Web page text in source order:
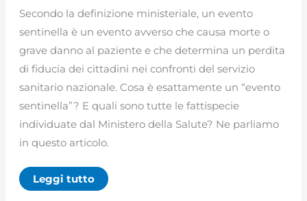
Secondo la definizione ministeriale, un evento
sentinella è un evento avverso che causa morte o
grave danno al paziente e che determina un perdita
di fiducia dei cittadini nei confronti del servizio
sanitario nazionale. Cosa è esattamente un “evento
sentinella”? E quali sono tutte le fattispecie
individuate dal Ministero della Salute? Ne parliamo
in questo articolo.
Evento
sentinella
Leggi tutto